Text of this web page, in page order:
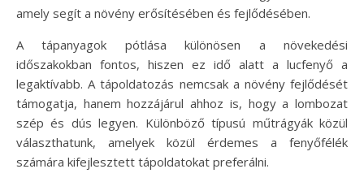
amely segít a növény erősítésében és fejlődésében.
A tápanyagok pótlása különösen a növekedési
időszakokban fontos, hiszen ez idő alatt a lucfenyő a
legaktívabb. A tápoldatozás nemcsak a növény fejlődését
támogatja, hanem hozzájárul ahhoz is, hogy a lombozat
szép és dús legyen. Különböző típusú műtrágyák közül
választhatunk, amelyek közül érdemes a fenyőfélék
számára kifejlesztett tápoldatokat preferálni.